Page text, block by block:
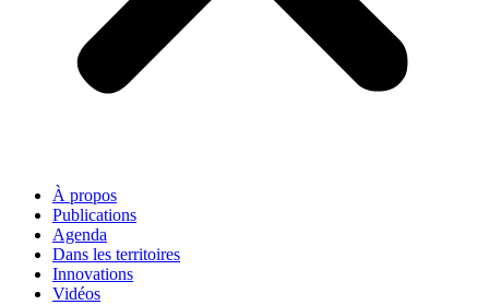
À propos
Publications
Agenda
Dans les territoires
Innovations
Vidéos